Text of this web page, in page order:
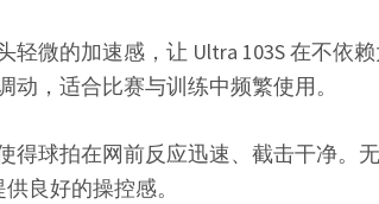
轻微的加速感，让 Ultra 103S 在不依
，适合比赛与训练中频繁使用。
得球拍在网前反应迅速、截击干净。
良好的操控感。